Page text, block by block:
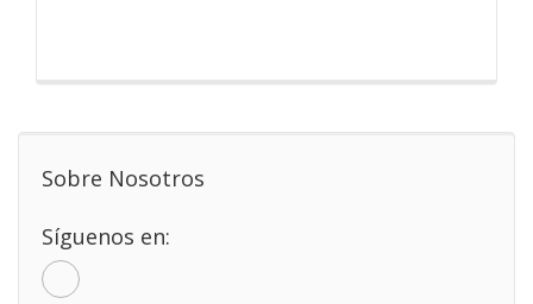
Sobre Nosotros
Síguenos en: